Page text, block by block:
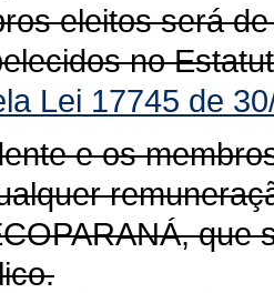
eleitos será
no
Lei 17745 de
e os
que